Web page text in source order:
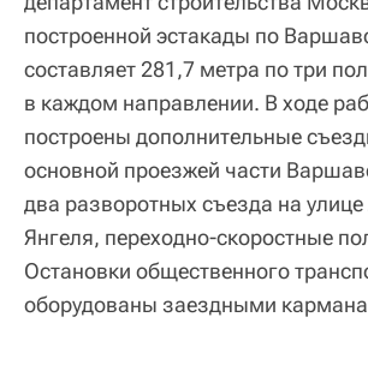
построенной эстакады по
составляет 281,7 метра по три
в каждом направлении. В ходе
построены дополнительные
основной проезжей части
два разворотных съезда на
Янгеля, переходно-скоростные
Остановки общественного
оборудованы заездными